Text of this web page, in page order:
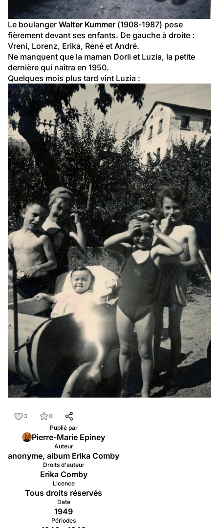
Le boulanger Walter Kummer (1908-1987) pose
fièrement devant ses enfants. De gauche à droite :
Vreni, Lorenz, Erika, René et André.
Ne manquent que la maman Dorli et Luzia, la petite
dernière qui naîtra en 1950.
Quelques mois plus tard vint Luzia :
3
0
Publié par
Pierre-Marie Epiney
Auteur
anonyme, album Erika Comby
Droits d'auteur
Erika Comby
Licence
Tous droits réservés
Date
1949
Périodes